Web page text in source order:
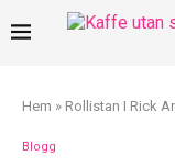
Hem » Rollistan I Rick
Blogg